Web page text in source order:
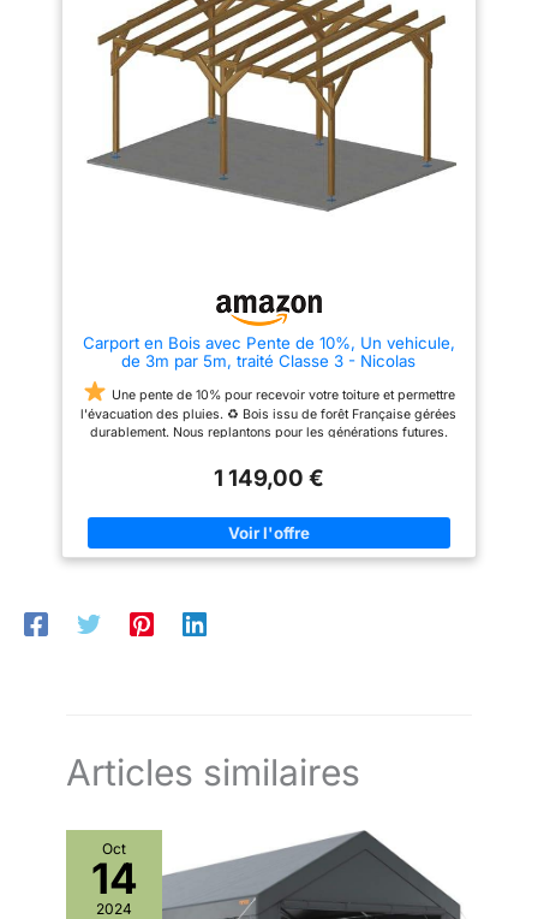
gérées durablement,
garantissant un choix
respectueux de
l'environnement.
Carport en Bois avec Pente de 10%, Un vehicule,
de 3m par 5m, traité Classe 3 - Nicolas
Une pente de 10% pour recevoir votre toiture et permettre
l'évacuation des pluies. ♻ Bois issu de forêt Française gérées
durablement. Nous replantons pour les générations futures.
usage en exterieur durable
Fabriquée INTEGRALEMENT
1 149,00 €
Articles similaires
Oct
14
2024